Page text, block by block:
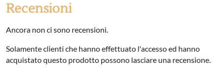
Recensioni
Ancora non ci sono recensioni.
Solamente clienti che hanno effettuato l'accesso ed hanno
acquistato questo prodotto possono lasciare una recensione.